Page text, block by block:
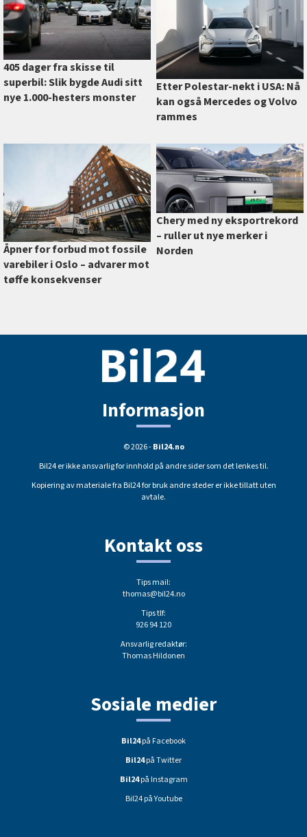
405 dager fra skisse til
superbil: Slik bygde Audi sitt
nye 1.000-hesters monster
Etter Polestar-nekt i USA: Nå
kan også Mercedes og Volvo
rammes
Åpner for forbud mot fossile
varebiler i Oslo –⁠ advarer mot
tøffe konsekvenser
Chery med ny eksportrekord
–⁠ ruller ut nye merker i
Norden
Informasjon
© 2026 -Bil24.no
Bil24 er ikke ansvarlig for innhold på andre sider som det lenkes til.
Kopiering av materiale fra Bil24 for bruk andre steder er ikke tillatt uten
avtale.
Kontakt oss
Tips mail:
thomas@bil24.no
Tips tlf:
926 94 120
Ansvarlig redaktør:
Thomas Hildonen
Sosiale medier
Bil24på Facebook
Bil24på Twitter
Bil24på Instagram
Bil24 på Youtube